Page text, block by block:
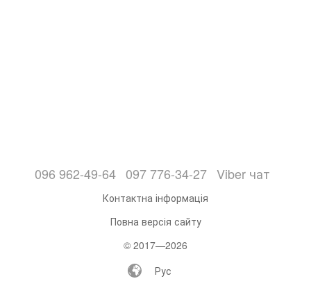
096 962-49-64 097 776-34-27 Viber чат
Контактна інформація
Повна версія сайту
© 2017—2026
Рус